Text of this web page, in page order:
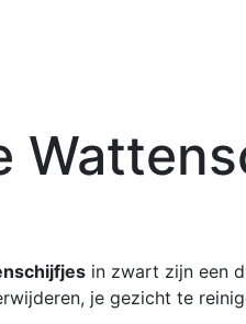
in zwart zijn een
je gezicht te